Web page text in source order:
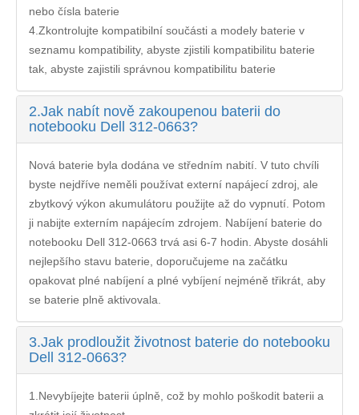
nebo čísla baterie
4.Zkontrolujte kompatibilní součásti a modely baterie v
seznamu kompatibility, abyste zjistili kompatibilitu baterie
tak, abyste zajistili správnou kompatibilitu baterie
2.Jak nabít nově zakoupenou baterii do
notebooku Dell 312-0663?
Nová baterie byla dodána ve středním nabití. V tuto chvíli
byste nejdříve neměli používat externí napájecí zdroj, ale
zbytkový výkon akumulátoru použijte až do vypnutí. Potom
ji nabijte externím napájecím zdrojem. Nabíjení baterie do
notebooku Dell 312-0663 trvá asi 6-7 hodin. Abyste dosáhli
nejlepšího stavu baterie, doporučujeme na začátku
opakovat plné nabíjení a plné vybíjení nejméně třikrát, aby
se baterie plně aktivovala.
3.Jak prodloužit životnost baterie do notebooku
Dell 312-0663?
1.Nevybíjejte baterii úplně, což by mohlo poškodit baterii a